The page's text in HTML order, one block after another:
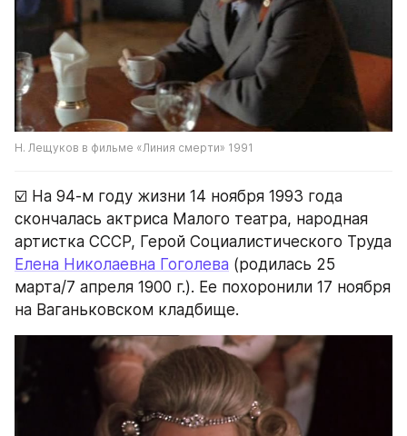
Н. Лещуков в фильме «Линия смерти» 1991
☑️ На 94-м году жизни 14 ноября 1993 года
скончалась актриса Малого театра, народная
Елена Николаевна Гоголева (родилась 25
марта/7 апреля 1900 г.). Ее похоронили 17 ноября
на Ваганьковском кладбище.